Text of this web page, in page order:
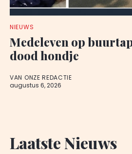
NIEUWS
Medeleven op
dood hondje
VAN ONZE REDACTIE
augustus 6, 2026
Laatste Nieuws